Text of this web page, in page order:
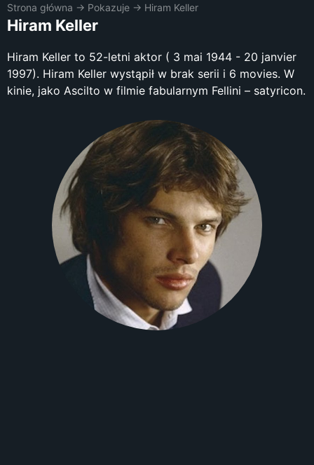
Strona główna → Pokazuje → Hiram Keller
Hiram Keller
Hiram Keller to 52-letni aktor ( 3 mai 1944 - 20 janvier
1997). Hiram Keller wystąpił w brak serii i 6 movies. W
kinie, jako Ascilto w filmie fabularnym Fellini – satyricon.